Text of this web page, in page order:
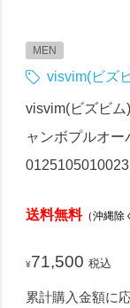
MEN
visvim(ビズ
visvim(ビズビム
ャンボプルオー
0125105010023
送料無料（沖縄除
¥71,500 税込
累計購入金額に